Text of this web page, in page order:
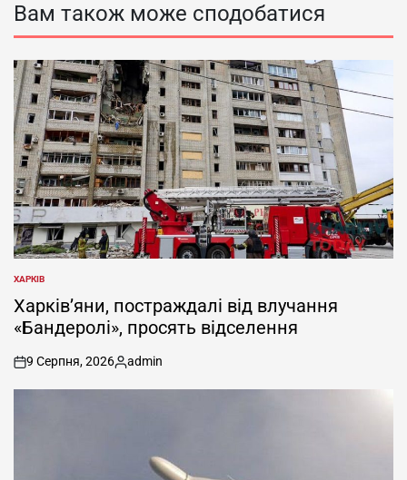
Вам також може сподобатися
ОПУБЛІКУВАТИ
У
ХАРКІВ
Харків’яни, постраждалі від влучання
«Бандеролі», просять відселення
on
9 Серпня, 2026
Опубліковано
admin